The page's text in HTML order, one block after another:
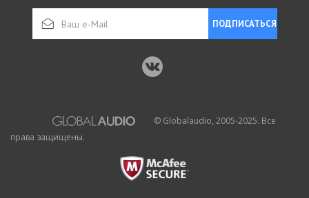
ПОДПИСАТЬСЯ
© Globalaudio, 2005-2025. Все
права защищены.